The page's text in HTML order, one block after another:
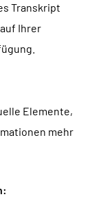
Transkript
Ihrer
Elemente,
mehr